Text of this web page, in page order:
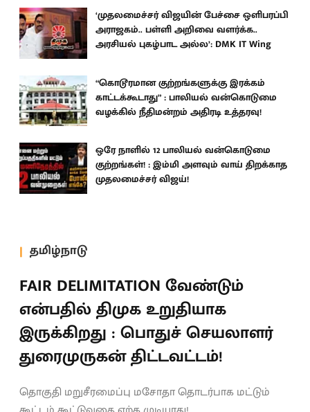
‘முதலமைச்சர் விஜயின் பேச்சை ஒளிபரப்பி
அராஜகம்.. பள்ளி அறிவை வளர்க்க..
அரசியல் புகழ்பாட அல்ல’: DMK IT Wing
“கொடூரமான குற்றங்களுக்கு இரக்கம்
காட்டக்கூடாது” : பாலியல் வன்கொடுமை
வழக்கில் நீதிமன்றம் அதிரடி உத்தரவு!
ஒரே நாளில் 12 பாலியல் வன்கொடுமை
குற்றங்கள்! : இம்மி அளவும் வாய் திறக்காத
முதலமைச்சர் விஜய்!
தமிழ்நாடு
FAIR DELIMITATION வேண்டும்
என்பதில் திமுக உறுதியாக
இருக்கிறது : பொதுச் செயலாளர்
துரைமுருகன் திட்டவட்டம்!
தொகுதி மறுசீரமைப்பு மசோதா தொடர்பாக மட்டும்